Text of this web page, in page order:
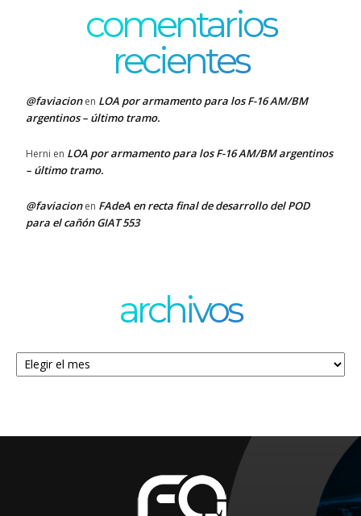
comentarios
recientes
@faviacionen LOA por armamento para los F-16 AM/BM
argentinos – último tramo.
Herni en LOA por armamento para los F-16 AM/BM argentinos
– último tramo.
@faviacionen FAdeA en recta final de desarrollo del POD
para el cañón GIAT 553
archivos
Archivos